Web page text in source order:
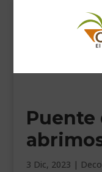
INICIO
PLANTAS
Puente
3 Dic, 2023 |